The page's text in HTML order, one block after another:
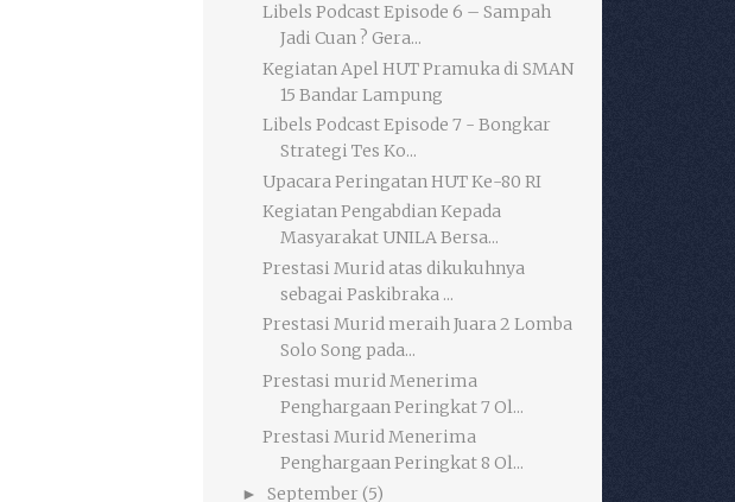
Libels Podcast Episode 6 – Sampah
Jadi Cuan ? Gera...
Kegiatan Apel HUT Pramuka di SMAN
15 Bandar Lampung
Libels Podcast Episode 7 - Bongkar
Strategi Tes Ko...
Upacara Peringatan HUT Ke-80 RI
Kegiatan Pengabdian Kepada
Masyarakat UNILA Bersa...
Prestasi Murid atas dikukuhnya
sebagai Paskibraka ...
Prestasi Murid meraih Juara 2 Lomba
Solo Song pada...
Prestasi murid Menerima
Penghargaan Peringkat 7 Ol...
Prestasi Murid Menerima
Penghargaan Peringkat 8 Ol...
► September (5)